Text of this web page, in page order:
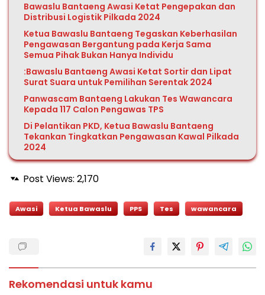
Bawaslu Bantaeng Awasi Ketat Pengepakan dan
Distribusi Logistik Pilkada 2024
Ketua Bawaslu Bantaeng Tegaskan Keberhasilan
Pengawasan Bergantung pada Kerja Sama
Semua Pihak Bukan Hanya Individu
:Bawaslu Bantaeng Awasi Ketat Sortir dan Lipat
Surat Suara untuk Pemilihan Serentak 2024
Panwascam Bantaeng Lakukan Tes Wawancara
Kepada 117 Calon Pengawas TPS
Di Pelantikan PKD, Ketua Bawaslu Bantaeng
Tekankan Tingkatkan Pengawasan Kawal Pilkada
2024
Post Views: 2,170
Awasi Ketua Bawaslu PPS Tes wawancara
Rekomendasi untuk kamu